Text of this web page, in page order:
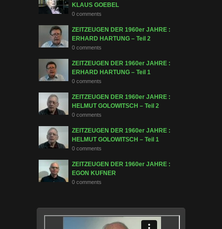
KLAUS GOEBEL
0 comments
ZEITZEUGEN DER 1960er JAHRE :
ERHARD HARTUNG – Teil 2
0 comments
ZEITZEUGEN DER 1960er JAHRE :
ERHARD HARTUNG – Teil 1
0 comments
ZEITZEUGEN DER 1960er JAHRE :
HELMUT GOLOWITSCH – Teil 2
0 comments
ZEITZEUGEN DER 1960er JAHRE :
HELMUT GOLOWITSCH – Teil 1
0 comments
ZEITZEUGEN DER 1960er JAHRE :
EGON KUFNER
0 comments